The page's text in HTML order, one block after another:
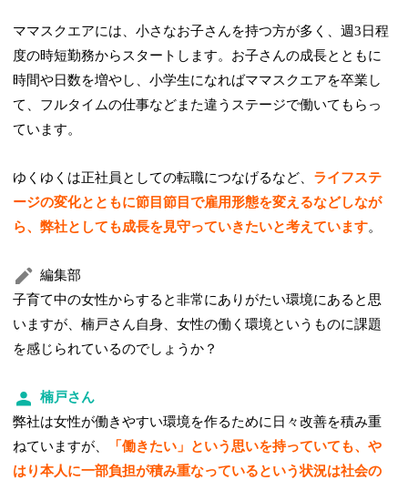
ママスクエアには、小さなお子さんを持つ方が多く、週3日程
度の時短勤務からスタートします。お子さんの成長とともに
時間や日数を増やし、小学生になればママスクエアを卒業し
て、フルタイムの仕事などまた違うステージで働いてもらっ
ています。
ゆくゆくは正社員としての転職につなげるなど、 ライフステ
ージの変化とともに節目節目で雇用形態を変えるなどしなが
ら、弊社としても成長を見守っていきたいと考えています。
編集部
子育て中の女性からすると非常にありがたい環境にあると思
いますが、楠戸さん自身、女性の働く環境というものに課題
を感じられているのでしょうか？
楠戸さん
弊社は女性が働きやすい環境を作るために日々改善を積み重
ねていますが、
「働きたい」という思いを持っていても、や
はり本人に一部負担が積み重なっているという状況は社会の